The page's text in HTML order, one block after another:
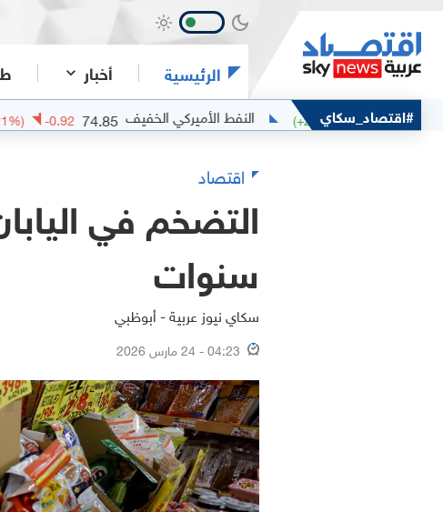
الرئيسية أخبار
#اقتصاد_سكاي
(+2.78%) النفط الأميركي الخفيف 74.85
-0.92
(-1.21%)
اقتصاد
سنوات
سكاي نيوز عربية - أبوظبي
04:23 - 24 مارس 2026